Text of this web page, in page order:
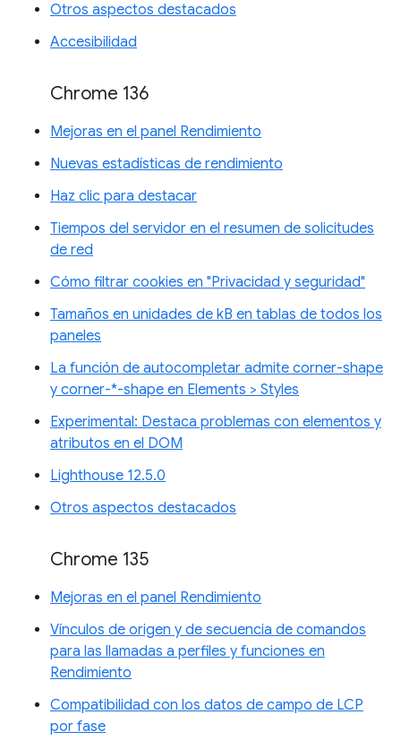
Otros aspectos destacados
Accesibilidad
Chrome 136
Mejoras en el panel Rendimiento
Nuevas estadísticas de rendimiento
Haz clic para destacar
Tiempos del servidor en el resumen de solicitudes
de red
Cómo filtrar cookies en "Privacidad y seguridad"
Tamaños en unidades de kB en tablas de todos los
paneles
La función de autocompletar admite corner-shape
y corner-*-shape en Elements > Styles
Experimental: Destaca problemas con elementos y
atributos en el DOM
Lighthouse 12.5.0
Otros aspectos destacados
Chrome 135
Mejoras en el panel Rendimiento
Vínculos de origen y de secuencia de comandos
para las llamadas a perfiles y funciones en
Rendimiento
Compatibilidad con los datos de campo de LCP
por fase